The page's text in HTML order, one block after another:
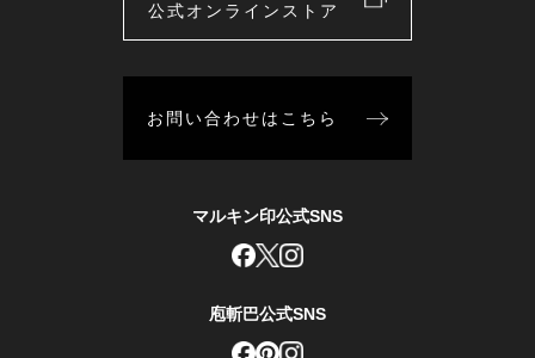
公式オンラインストア
お問い合わせはこちら
マルキン印公式SNS
庖斬巴公式SNS